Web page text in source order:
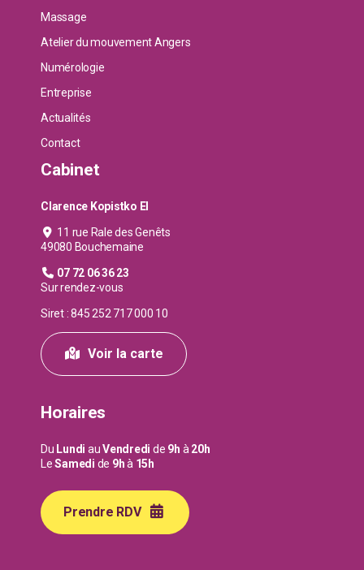
Massage
Atelier du mouvement Angers
Numérologie
Entreprise
Actualités
Contact
Cabinet
Clarence Kopistko EI
11 rue Rale des Genêts
49080 Bouchemaine
07 72 06 36 23
Sur rendez-vous
Siret : 845 252 717 000 10
Voir la carte
Horaires
Du Lundi auVendredi de 9h à 20h
LeSamedi de 9hà 15h
Prendre RDV